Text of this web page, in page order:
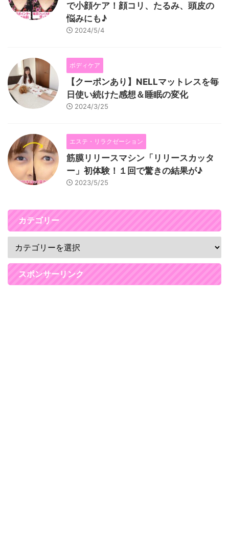
で小顔ケア！顔コリ、たるみ、頭皮の
悩みにも♪
2024/5/4
ボディケア
【クーポンあり】NELLマットレスを毎
日使い続けた感想＆睡眠の変化
2024/3/25
エステ・リラクゼーション
筋膜リリースマシン「リリースカッタ
ー」初体験！１回で驚きの結果が♪
2023/5/25
カテゴリー
スポンサーリンク